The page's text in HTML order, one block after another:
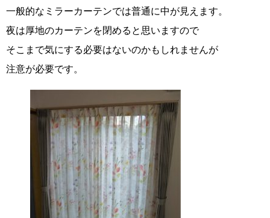
一般的なミラーカーテンでは普通に中が見えます。
夜は厚地のカーテンを閉めると思いますので
そこまで気にする必要はないのかもしれませんが
注意が必要です。